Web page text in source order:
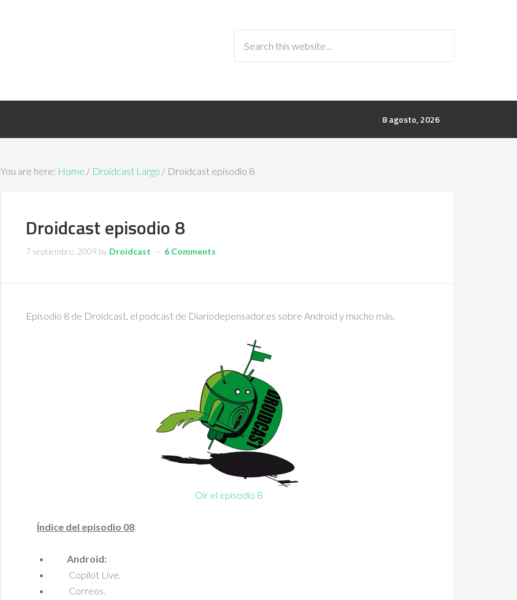
8 agosto, 2026
You are here: Home / Droidcast Largo / Droidcast episodio 8
Droidcast episodio 8
7 septiembre, 2009 by Droidcast 6 Comments
Episodio 8 de Droidcast, el podcast de Diariodepensador.es sobre Android y mucho más.
Oír el episodio 8
Índice del episodio 08:
Android:
Copilot Live.
Correos.